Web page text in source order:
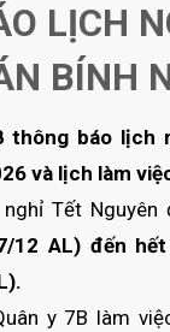
LỊCH
BÍNH
thông báo lịch
và lịch làm
Tết Nguyên
12 AL) đến
y 7B làm